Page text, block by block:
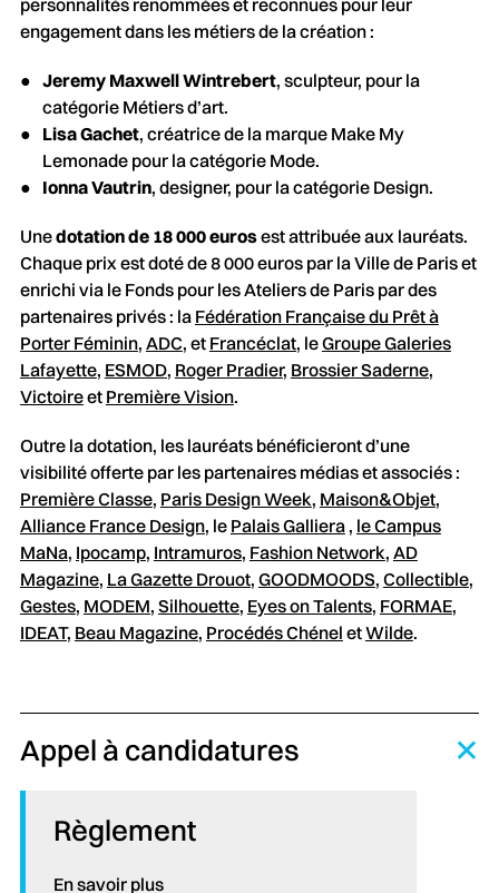
personnalités renommées et reconnues pour leur
engagement dans les métiers de la création :
Jeremy Maxwell Wintrebert, sculpteur, pour la
catégorie Métiers d’art.
Lisa Gachet, créatrice de la marque Make My
Lemonade pour la catégorie Mode.
Ionna Vautrin, designer, pour la catégorie Design.
Unedotation de 18 000 eurosest attribuée aux lauréats.
Chaque prix est doté de 8 000 euros par la Ville de Paris et
enrichi via le Fonds pour les Ateliers de Paris par des
partenaires privés : la Fédération Française du Prêt à
Porter Féminin, ADC, et Francéclat, leGroupe Galeries
Lafayette, ESMOD, Roger Pradier, Brossier Saderne,
Victoireet Première Vision.
Outre la dotation, les lauréats bénéficieront d’une
visibilité offerte par les partenaires médias et associés :
Première Classe, Paris Design Week, Maison&Objet,
Alliance France Design, le Palais Galliera, le Campus
MaNa, Ipocamp, Intramuros, Fashion Network, AD
Magazine, La Gazette Drouot, GOODMOODS, Collectible,
Gestes, MODEM, Silhouette, Eyes on Talents, FORMAE,
IDEAT, Beau Magazine, Procédés Chénel etWilde.
Appel à candidatures
Règlement
En savoir plus